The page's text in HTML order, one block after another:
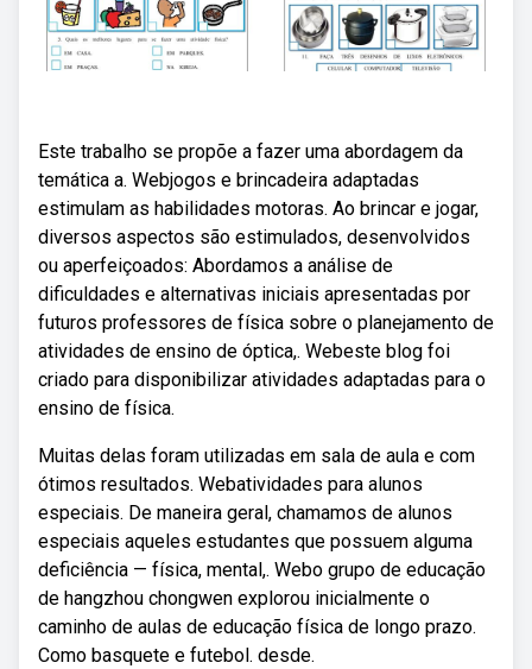
Este trabalho se propõe a fazer uma abordagem da
temática a. Webjogos e brincadeira adaptadas
estimulam as habilidades motoras. Ao brincar e jogar,
diversos aspectos são estimulados, desenvolvidos
ou aperfeiçoados: Abordamos a análise de
dificuldades e alternativas iniciais apresentadas por
futuros professores de física sobre o planejamento de
atividades de ensino de óptica,. Webeste blog foi
criado para disponibilizar atividades adaptadas para o
ensino de física.
Muitas delas foram utilizadas em sala de aula e com
ótimos resultados. Webatividades para alunos
especiais. De maneira geral, chamamos de alunos
especiais aqueles estudantes que possuem alguma
deficiência — física, mental,. Webo grupo de educação
de hangzhou chongwen explorou inicialmente o
caminho de aulas de educação física de longo prazo.
Como basquete e futebol. desde.